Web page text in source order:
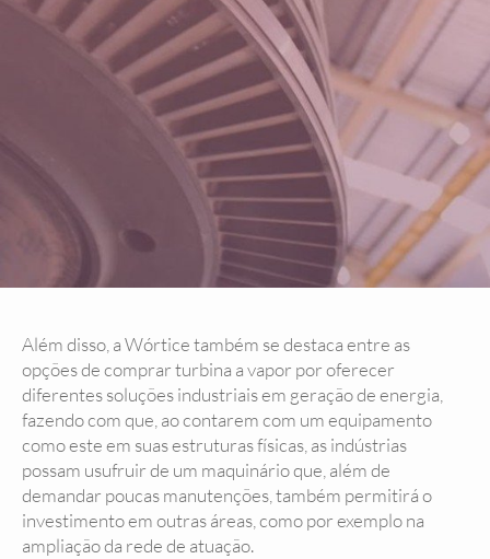
Além disso, a Wórtice também se destaca entre as
opções de comprar turbina a vapor por oferecer
diferentes soluções industriais em geração de energia,
fazendo com que, ao contarem com um equipamento
como este em suas estruturas físicas, as indústrias
possam usufruir de um maquinário que, além de
demandar poucas manutenções, também permitirá o
investimento em outras áreas, como por exemplo na
ampliação da rede de atuação.